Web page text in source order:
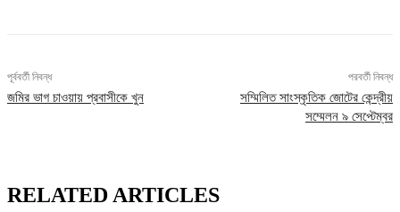
পূর্ববর্তী নিবন্ধ
জমির ভাগ চাওয়ায় প্রবাসীকে খুন
পরবর্তী নিবন্ধ
সম্মিলিত সাংস্কৃতিক জোটের কেন্দ্রীয়
সম্মেলন ৯ সেপ্টেম্বর
RELATED ARTICLES